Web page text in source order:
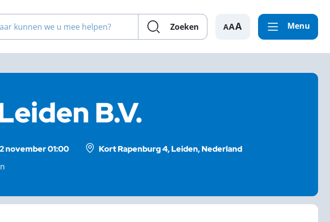
kunnen we u mee helpen?
Zoeken A Menu
B.V.
november 01:00
Kort Rapenburg 4, Leiden, Nederland